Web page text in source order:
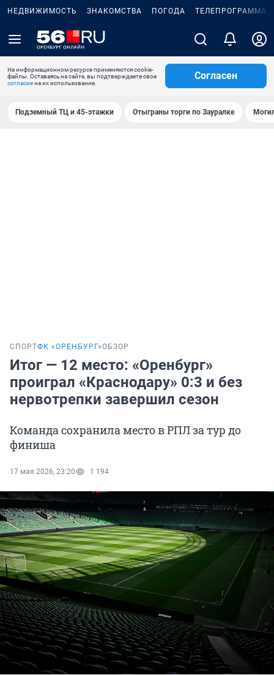
НЕДВИЖИМОСТЬ ЗНАКОМСТВА ПОГОДА ТЕЛЕПРОГРАММА
На информационном ресурсе применяются cookie-
файлы. Оставаясь на сайте, вы подтверждаете свое
согласиена их использование.
Согласен
Подземный ТЦ и 45-этажки Отыграны торги по Зауралке
СПОРТФК «ОРЕНБУРГ»ОБЗОР
Итог — 12 место: «Оренбург»
проиграл «Краснодару» 0:3 и без
нервотрепки завершил сезон
Команда сохранила место в РПЛ за тур до
финиша
17 мая 2026, 23:20 1 194